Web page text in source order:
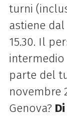
turni
astiene
15.30. Il
parte del
novembre
Genova?